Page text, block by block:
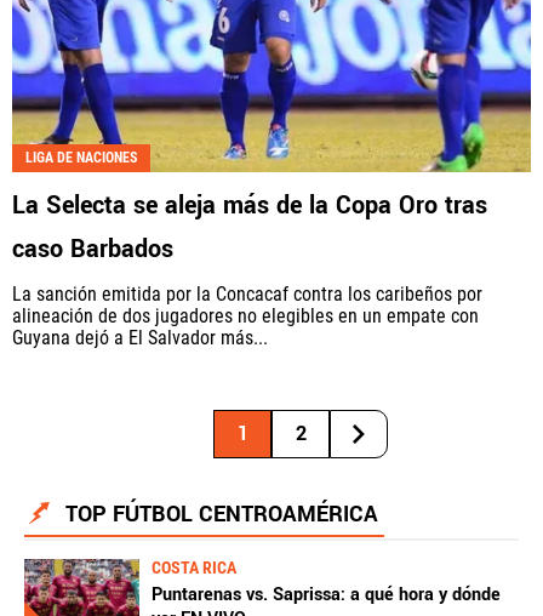
LIGA DE NACIONES
La Selecta se aleja más de la Copa Oro tras
caso Barbados
La sanción emitida por la Concacaf contra los caribeños por
alineación de dos jugadores no elegibles en un empate con
Guyana dejó a El Salvador más...
1 2
TOP FÚTBOL CENTROAMÉRICA
COSTA RICA
Puntarenas vs. Saprissa: a qué hora y dónde